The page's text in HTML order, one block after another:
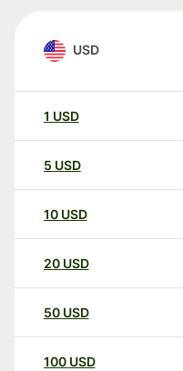
USD
1 USD
5 USD
10 USD
20 USD
50 USD
100 USD